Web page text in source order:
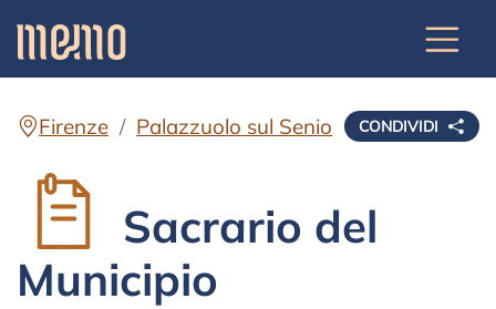
CONDIVIDI
Firenze Palazzuolo sul Senio
Sacrario del
Municipio